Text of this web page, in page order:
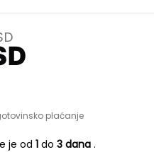
plaćanje
je od 1 do 3 dana .